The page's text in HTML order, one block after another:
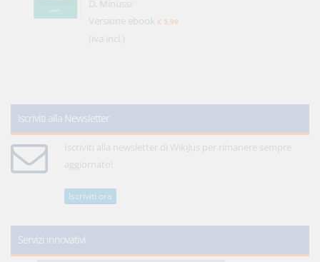
D. Minussi
Versione ebook€ 5,99
(iva incl.)
Iscriviti alla Newsletter
Iscriviti alla newsletter di WikiJus per rimanere sempre
aggiornato!
Iscriviti ora
Servizi innovativi